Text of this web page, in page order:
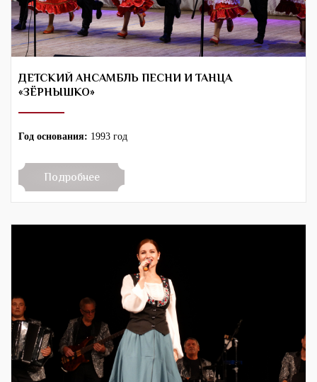
ДЕТСКИЙ АНСАМБЛЬ ПЕСНИ И ТАНЦА
«ЗЁРНЫШКО»
Год основания: 1993 год
Подробнее